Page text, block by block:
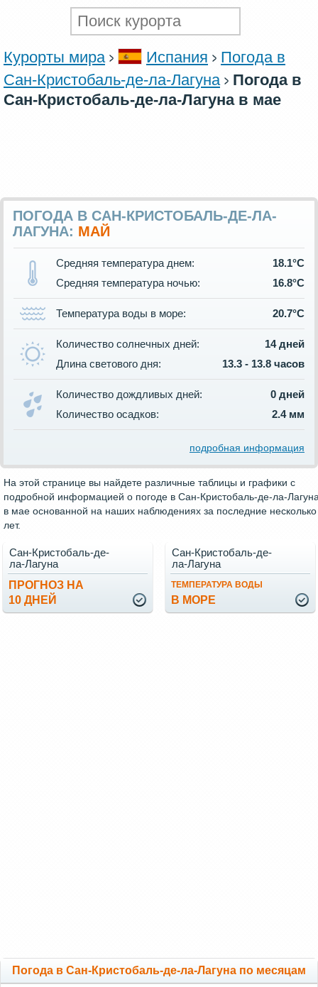
Курорты мира Испания
Погода в
Сан-Кристобаль-де-ла-Лагуна
Погода в
Сан-Кристобаль-де-ла-Лагуна в мае
ПОГОДА В САН-КРИСТОБАЛЬ-ДЕ-ЛА-
ЛАГУНА: МАЙ
Средняя температура днем:
18.1°C
Средняя температура ночью:
16.8°C
Температура воды в море: 20.7°C
Количество солнечных дней:
14 дней
Длина светового дня:
13.3 - 13.8 часов
Количество дождливых дней:
0 дней
Количество осадков:
2.4 мм
подробная информация
На этой странице вы найдете различные таблицы и графики с
подробной информацией о погоде в Сан-Кристобаль-де-ла-
в мае основанной на наших наблюдениях за последние несколько
лет.
ПРОГНОЗ НА
10 ДНЕЙ
Сан-Кристобаль-де-
ла-Лагуна
ТЕМПЕРАТУРА ВОДЫ
В МОРЕ
Сан-Кристобаль-де-
ла-Лагуна
Погода в Сан-Кристобаль-де-ла-Лагуна по месяцам